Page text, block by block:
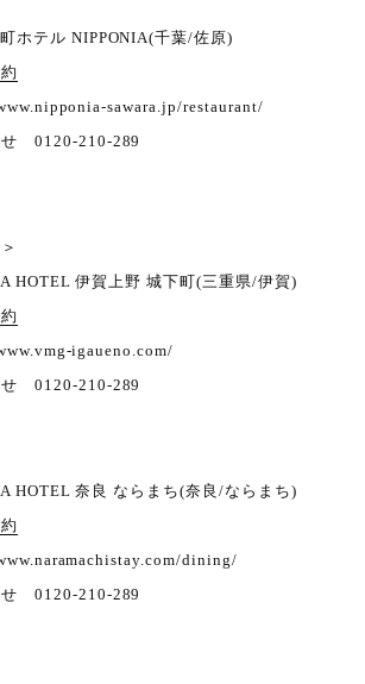
ホテル NIPPONIA(千葉/佐原)
sawara.jp/restaurant/
せ 0120-210-289
HOTEL 伊賀上野 城下町(三重県/伊賀)
igaueno.com/
せ 0120-210-289
HOTEL 奈良 ならまち(奈良/ならまち)
dining/
せ 0120-210-289